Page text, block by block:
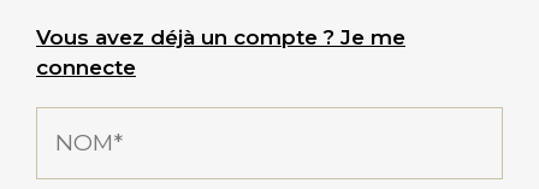
Vous avez déjà un compte ? Je me
connecte